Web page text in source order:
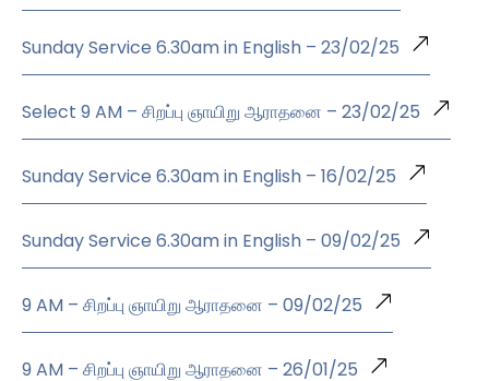
Sunday Service 6.30am in English – 23/02/25
Select 9 AM – சிறப்பு ஞாயிறு ஆராதனை – 23/02/25
Sunday Service 6.30am in English – 16/02/25
Sunday Service 6.30am in English – 09/02/25
9 AM – சிறப்பு ஞாயிறு ஆராதனை – 09/02/25
9 AM – சிறப்பு ஞாயிறு ஆராதனை – 26/01/25